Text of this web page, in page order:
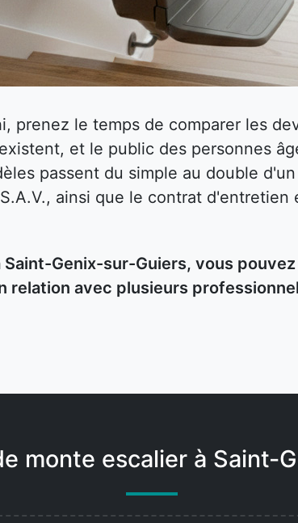
prenez le temps de comparer les
et le public des personnes
passent du simple au double
ainsi que le contrat d'entretien
Genix-sur-Guiers, vous
relation avec plusieurs
monte escalier à Saint-